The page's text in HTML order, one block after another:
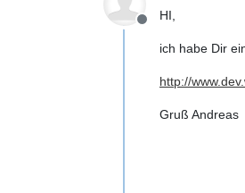
Offline
HI,
ich habe Dir
http://
Gruß Andreas